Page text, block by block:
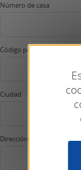
Número de casa
Código postal
Ciudad
Dirección de correo